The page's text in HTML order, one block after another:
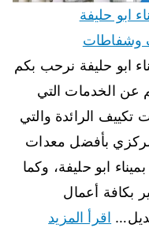
ابو حليفة
ابو حليفة نرحب بكم
عن الخدمات التي
الرائدة والتي
بأفضل معدات
ابو حليفة، وكما
بكافة أعمال
اقرأ المزيد